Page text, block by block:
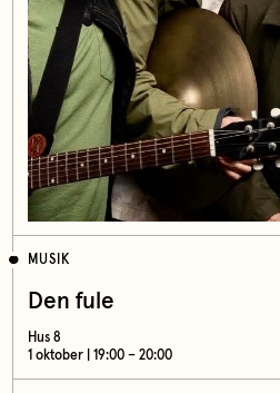
MUSIK
Den fule
Hus 8
1 oktober | 19:00 – 20:00